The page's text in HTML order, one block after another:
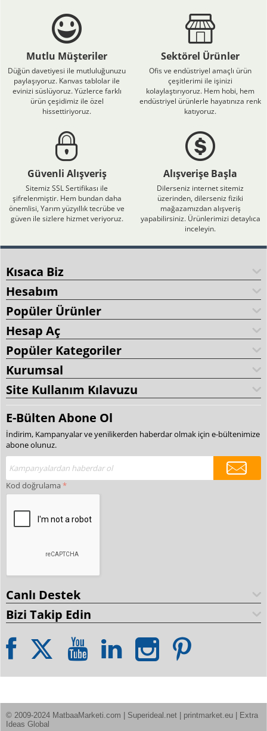
Mutlu Müşteriler
Düğün davetiyesi ile mutluluğunuzu
paylaşıyoruz. Kanvas tablolar ile
evinizi süslüyoruz. Yüzlerce farklı
ürün çeşidimiz ile özel
hissettiriyoruz.
Sektörel Ürünler
Ofis ve endüstriyel amaçlı ürün
çeşitlerimi ile işinizi
kolaylaştırıyoruz. Hem hobi, hem
endüstriyel ürünlerle hayatınıza renk
katıyoruz.
Güvenli Alışveriş
Sitemiz SSL Sertifikası ile
şifrelenmiştir. Hem bundan daha
önemlisi, Yarım yüzyıllık tecrübe ve
güven ile sizlere hizmet veriyoruz.
Alışverişe Başla
Dilerseniz internet sitemiz
üzerinden, dilerseniz fiziki
mağazamızdan alışveriş
yapabilirsiniz. Ürünlerimizi detaylıca
inceleyin.
Kısaca Biz
Hesabım
Popüler Ürünler
Hesap Aç
Popüler Kategoriler
Kurumsal
Site Kullanım Kılavuzu
E-Bülten Abone Ol
İndirim, Kampanyalar ve yenilikerden haberdar olmak için e-bültenimize
abone olunuz.
Kod doğrulama
Canlı Destek
Bizi Takip Edin
© 2009-2024 MatbaaMarketi.com | Superideal.net | printmarket.eu | Extra
Ideas Global